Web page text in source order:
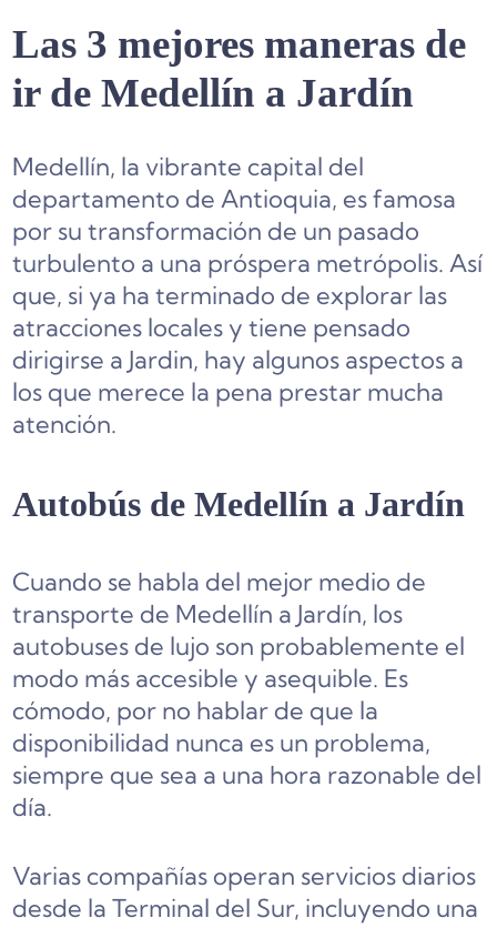
Las 3 mejores maneras de
ir de Medellín a Jardín
Medellín, la vibrante capital del
departamento de Antioquia, es famosa
por su transformación de un pasado
turbulento a una próspera metrópolis. Así
que, si ya ha terminado de explorar las
atracciones locales y tiene pensado
dirigirse a Jardin, hay algunos aspectos a
los que merece la pena prestar mucha
atención.
Autobús de Medellín a Jardín
Cuando se habla del mejor medio de
transporte de Medellín a Jardín, los
autobuses de lujo son probablemente el
modo más accesible y asequible. Es
cómodo, por no hablar de que la
disponibilidad nunca es un problema,
siempre que sea a una hora razonable del
día.
Varias compañías operan servicios diarios
desde la Terminal del Sur, incluyendo una